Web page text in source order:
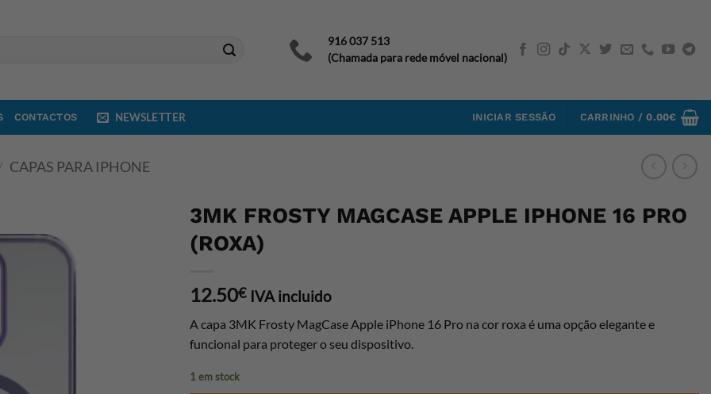
916 037 513
(Chamada para rede móvel nacional)
CONTACTOS NEWSLETTER INICIAR SESSÃO CARRINHO /0.00€
CAPAS PARA IPHONE
3MK FROSTY MAGCASE APPLE IPHONE 16 PRO
(ROXA)
12.50€ IVA incluido
A capa 3MK Frosty MagCase Apple iPhone 16 Pro na cor roxa é uma opção elegante e
funcional para proteger o seu dispositivo.
1 em stock